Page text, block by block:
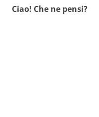
Ciao! Che ne pensi?